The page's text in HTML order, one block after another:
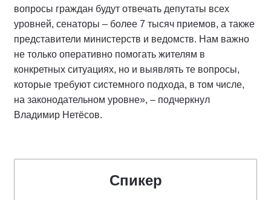
вопросы граждан будут отвечать депутаты всех
уровней, сенаторы – более 7 тысяч приемов, а также
представители министерств и ведомств. Нам важно
не только оперативно помогать жителям в
конкретных ситуациях, но и выявлять те вопросы,
которые требуют системного подхода, в том числе,
на законодательном уровне», – подчеркнул
Владимир Нетёсов.
Спикер